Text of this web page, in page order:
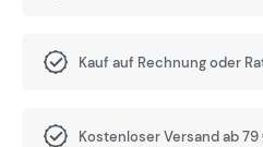
Kauf auf Rechnung oder
Kostenloser Versand ab